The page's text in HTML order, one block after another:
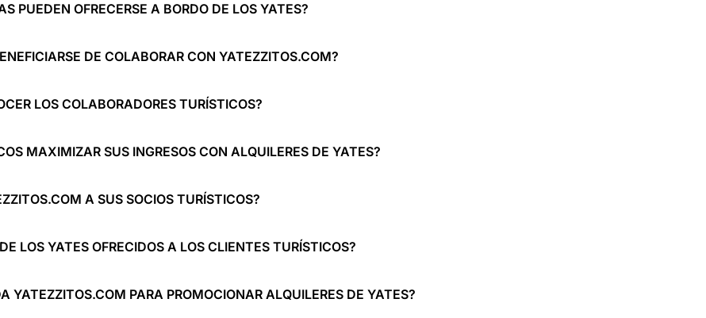
PUEDEN OFRECERSE A BORDO DE LOS YATES?
DE COLABORAR CON YATEZZITOS.COM?
LOS COLABORADORES TURÍSTICOS?
MAXIMIZAR SUS INGRESOS CON ALQUILERES DE YATES?
A SUS SOCIOS TURÍSTICOS?
LOS YATES OFRECIDOS A LOS CLIENTES TURÍSTICOS?
YATEZZITOS.COM PARA PROMOCIONAR ALQUILERES DE YATES?